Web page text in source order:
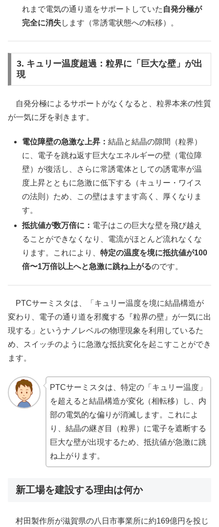
れまで電気の通り道をサポートしていた 自発分極が
完全に消失します（常誘電状態への転移）。
3. キュリー温度超過：粒界に「巨大な壁」が出
現
自発分極によるサポートがなくなると、粒界本来の性質
が一気に牙を剥きます。
電位障壁の急激な上昇：結晶と結晶の隙間（粒界）
に、電子を跳ね返す巨大なエネルギーの壁（電位障
壁）が復活し、さらに常誘電体としての誘電率が温
度上昇とともに急激に低下する（キュリー・ワイス
の法則）ため、この壁はますます高く、厚くなりま
す。
抵抗値が数万倍に： 電子はこの巨大な壁を飛び越え
ることができなくなり、電流がほとんど流れなくな
ります。これにより、特定の温度を境に抵抗値が100
倍〜1万倍以上へと急激に跳ね上がるのです。
PTCサーミスタは、「キュリー温度を境に結晶構造が
変わり、電子の通り道を邪魔する『粒界の壁』が一気に出
現する」というナノレベルの物理現象を利用しているた
め、スイッチのように急激な抵抗変化を起こすことができ
ます。
PTCサーミスタは、特定の「キュリー温度」
を超えると結晶構造が変化（相転移）し、内
部の電気的な偏りが消滅します。これによ
り、結晶の継ぎ目（粒界）に電子を遮断する
巨大な壁が出現するため、抵抗値が急激に跳
ね上がります。
新工場を建設する理由は何か
村田製作所が滋賀県の八日市事業所に約169億円を投じ